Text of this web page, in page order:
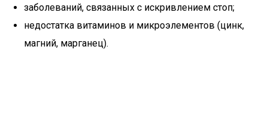
заболеваний, связанных с искривлением стоп;
недостатка витаминов и микроэлементов (цинк,
магний, марганец).